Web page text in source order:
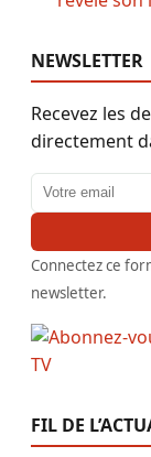
NEWSLETTER
Recevez les
directement
Adresse email
Connectez ce
newsletter.
FIL DE